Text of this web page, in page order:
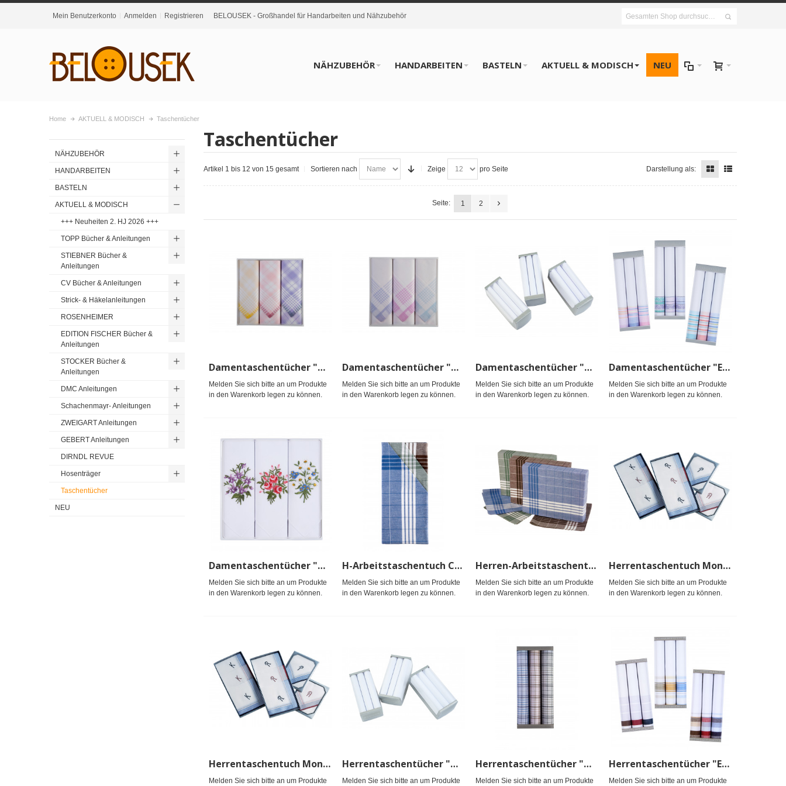
Mein Benutzerkonto Anmelden Registrieren BELOUSEK - Großhandel für Handarbeiten und Nähzubehör
NÄHZUBEHÖR HANDARBEITEN BASTELN AKTUELL & MODISCH NEU
Home AKTUELL & MODISCH Taschentücher
Taschentücher
Artikel 1 bis 12 von 15 gesamt Sortieren nach Zeige pro Seite Darstellung als:
Seite: 1 2
Damentaschentücher "Alina" Packg.
Melden Sie sich bitte an um Produkte
in den Warenkorb legen zu können.
Damentaschentücher "Chiara" Packg.
Melden Sie sich bitte an um Produkte
in den Warenkorb legen zu können.
Damentaschentücher "Dana", weiß, Packg.
Melden Sie sich bitte an um Produkte
in den Warenkorb legen zu können.
Damentaschentücher "Elisa" Packg.
Melden Sie sich bitte an um Produkte
in den Warenkorb legen zu können.
Damentaschentücher "Rosalie" Packg.
Melden Sie sich bitte an um Produkte
in den Warenkorb legen zu können.
H-Arbeitstaschentuch Cello (3)
Melden Sie sich bitte an um Produkte
in den Warenkorb legen zu können.
Herren-Arbeitstaschentuch lose
Melden Sie sich bitte an um Produkte
in den Warenkorb legen zu können.
Herrentaschentuch Monogramm Pack(1)#
Melden Sie sich bitte an um Produkte
in den Warenkorb legen zu können.
Herrentaschentuch Monogramm Pack(3)#
Melden Sie sich bitte an um Produkte
Herrentaschentücher "Diego" Packg. weiß
Melden Sie sich bitte an um Produkte
Herrentaschentücher "Aurel" Packg.
Melden Sie sich bitte an um Produkte
Herrentaschentücher "Enzo" Packg.
Melden Sie sich bitte an um Produkte
NÄHZUBEHÖR
HANDARBEITEN
BASTELN
AKTUELL & MODISCH
+++ Neuheiten 2. HJ 2026 +++
TOPP Bücher & Anleitungen
STIEBNER Bücher &
Anleitungen
CV Bücher & Anleitungen
Strick- & Häkelanleitungen
ROSENHEIMER
EDITION FISCHER Bücher &
Anleitungen
STOCKER Bücher &
Anleitungen
DMC Anleitungen
Schachenmayr- Anleitungen
ZWEIGART Anleitungen
GEBERT Anleitungen
DIRNDL REVUE
Hosenträger
Taschentücher
NEU